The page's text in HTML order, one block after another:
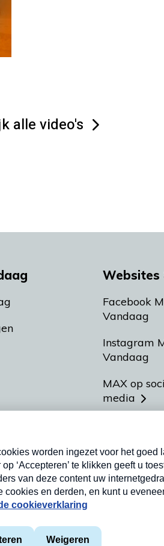
alle video's
Websites
Facebook
Vandaag
Instagram
Vandaag
MAX op
media
Meldpunt
Heel